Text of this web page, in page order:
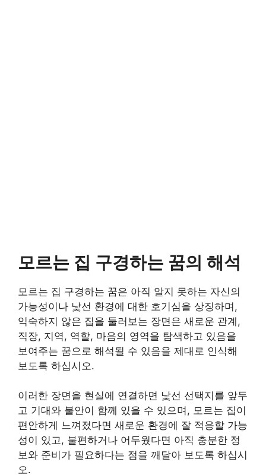
모르는 집 구경하는 꿈의 해석
모르는 집 구경하는 꿈은 아직 알지 못하는 자신의
가능성이나 낯선 환경에 대한 호기심을 상징하며,
익숙하지 않은 집을 둘러보는 장면은 새로운 관계,
직장, 지역, 역할, 마음의 영역을 탐색하고 있음을
보여주는 꿈으로 해석될 수 있음을 제대로 인식해
보도록 하십시오.
이러한 장면을 현실에 연결하면 낯선 선택지를 앞두
고 기대와 불안이 함께 있을 수 있으며, 모르는 집이
편안하게 느껴졌다면 새로운 환경에 잘 적응할 가능
성이 있고, 불편하거나 어두웠다면 아직 충분한 정
보와 준비가 필요하다는 점을 깨달아 보도록 하십시
오.